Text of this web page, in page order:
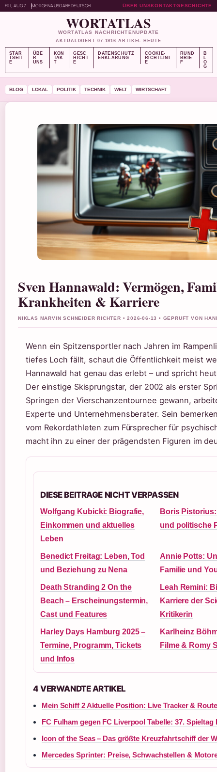
FRI, AUG 7 MORGENAUSGABEDEUTSCH ÜBER UNSKONTAKTGESCHICHTE
WORTATLAS
WORTATLAS NACHRICHTENUPDATE
AKTUALISIERT 07:1916 ARTIKEL HEUTE
STAR
TSEIT
E
ÜBE
R
UNS
KON
TAK
T
GESC
HICHT
E
DATENSCHUTZ
ERKLÄRUNG
COOKIE-
RICHTLINI
E
RUND
BRIE
F
B
L
O
G
BLOG LOKAL POLITIK TECHNIK WELT WIRTSCHAFT
Sven Hannawald: Vermögen,
Krankheiten & Karriere
NIKLAS MARVIN SCHNEIDER RICHTER • 2026-06-13 • GEPRUFT VON
Wenn ein Spitzensportler nach Jahren im
tiefes Loch fällt, schaut die Öffentlichkeit meist
Hannawald hat genau das erlebt – und spricht
Der einstige Skisprungstar, der 2002 als erster
Springen der Vierschanzentournee gewann,
Experte und Unternehmensberater. Sein
vom Rekordathleten zum Fürsprecher für
macht ihn zu einer der prägendsten Figuren im
DIESE BEITRAGE NICHT VERPASSEN
Wolfgang Kubicki: Biografie,
Einkommen und aktuelles
Leben
Boris
und politische
Benedict Freitag: Leben, Tod
und Beziehung zu Nena
Annie Potts:
Familie und
Death Stranding 2 On the
Beach – Erscheinungstermin,
Cast und Features
Leah Remini:
Karriere der
Kritikerin
Harley Days Hamburg 2025 –
Termine, Programm, Tickets
und Infos
Karlheinz
Filme & Romy
4 VERWANDTE ARTIKEL
Mein Schiff 2 Aktuelle Position: Live Tracker & Route
FC Fulham gegen FC Liverpool Tabelle: 37. Spieltag
Icon of the Seas – Das größte Kreuzfahrtschiff der
Mercedes Sprinter: Preise, Schwachstellen &